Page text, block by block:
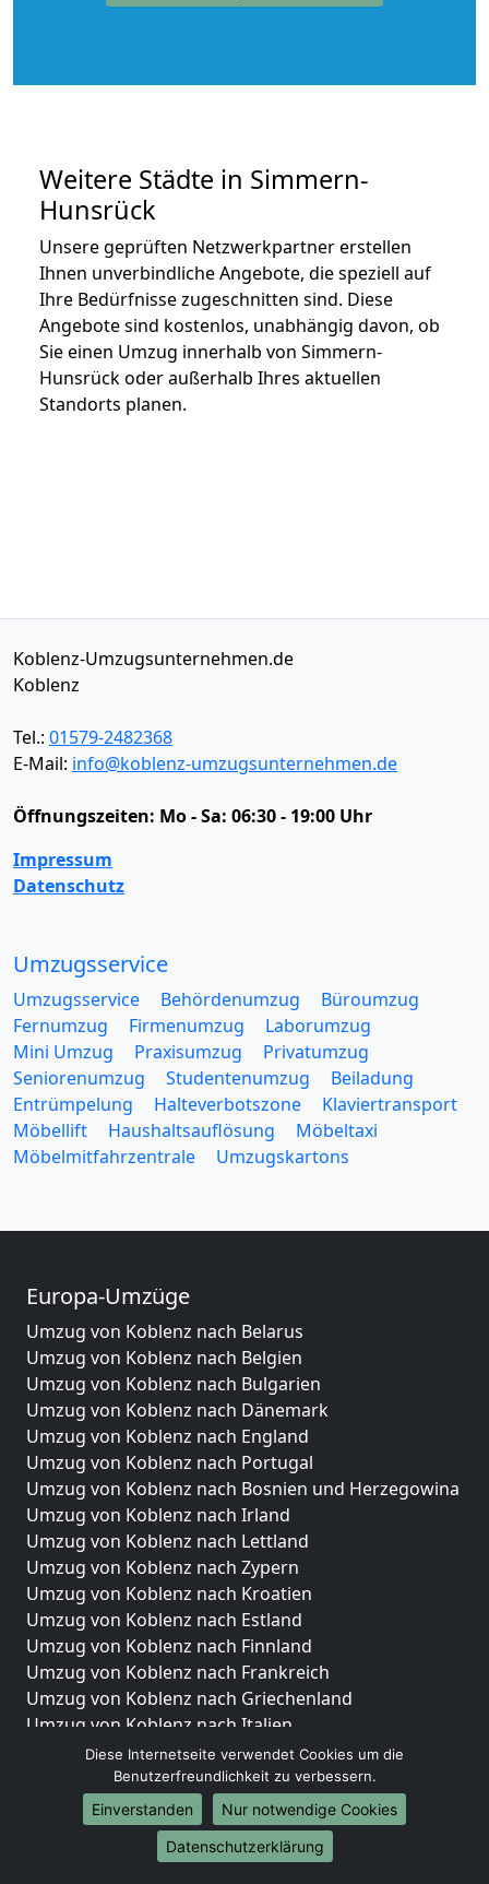
Weitere Städte in Simmern-
Hunsrück
Unsere geprüften Netzwerkpartner erstellen
Ihnen unverbindliche Angebote, die speziell auf
Ihre Bedürfnisse zugeschnitten sind. Diese
Angebote sind kostenlos, unabhängig davon, ob
Sie einen Umzug innerhalb von Simmern-
Hunsrück oder außerhalb Ihres aktuellen
Standorts planen.
Koblenz-Umzugsunternehmen.de
Koblenz
Tel.: 01579-2482368
E-Mail: info@koblenz-umzugsunternehmen.de
Öffnungszeiten: Mo - Sa: 06:30 - 19:00 Uhr
Impressum
Datenschutz
Umzugsservice
Umzugsservice Behördenumzug
Büroumzug
Fernumzug
Firmenumzug
Laborumzug
Mini Umzug
Praxisumzug
Privatumzug
Seniorenumzug
Studentenumzug
Beiladung
Entrümpelung
Halteverbotszone
Klaviertransport
Möbellift
Haushaltsauflösung
Möbeltaxi
Möbelmitfahrzentrale
Umzugskartons
Europa-Umzüge
Umzug von Koblenz nach Belarus
Umzug von Koblenz nach Belgien
Umzug von Koblenz nach Bulgarien
Umzug von Koblenz nach Dänemark
Umzug von Koblenz nach England
Umzug von Koblenz nach Portugal
Umzug von Koblenz nach Bosnien und Herzegowina
Umzug von Koblenz nach Irland
Umzug von Koblenz nach Lettland
Umzug von Koblenz nach Zypern
Umzug von Koblenz nach Kroatien
Umzug von Koblenz nach Estland
Umzug von Koblenz nach Finnland
Umzug von Koblenz nach Frankreich
Umzug von Koblenz nach Griechenland
Umzug von Koblenz nach Italien
Umzug von Koblenz nach Liechtenstein
Umzug von Koblenz nach Luxemburg
Umzug von Koblenz nach Niederlande
Umzug von Koblenz nach Norwegen
Umzüge-Deutschlandweit
Diese Internetseite verwendet Cookies um die
Benutzerfreundlichkeit zu verbessern.
Einverstanden
Nur notwendige Cookies
Datenschutzerklärung